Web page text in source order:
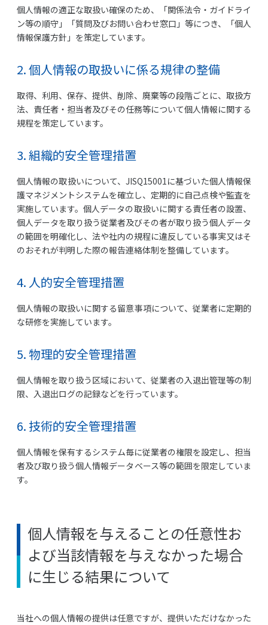
個人情報の適正な取扱い確保のため、「関係法令・ガイドライ
ン等の順守」「質問及びお問い合わせ窓口」等につき、「個人
情報保護方針」を策定しています。
2. 個人情報の取扱いに係る規律の整備
取得、利用、保存、提供、削除、廃棄等の段階ごとに、取扱方
法、責任者・担当者及びその任務等について個人情報に関する
規程を策定しています。
3. 組織的安全管理措置
個人情報の取扱いについて、JISQ15001に基づいた個人情報保
護マネジメントシステムを確立し、定期的に自己点検や監査を
実施しています。個人データの取扱いに関する責任者の設置、
個人データを取り扱う従業者及びその者が取り扱う個人データ
の範囲を明確化し、法や社内の規程に違反している事実又はそ
のおそれが判明した際の報告連絡体制を整備しています。
4. 人的安全管理措置
個人情報の取扱いに関する留意事項について、従業者に定期的
な研修を実施しています。
5. 物理的安全管理措置
個人情報を取り扱う区域において、従業者の入退出管理等の制
限、入退出ログの記録などを行っています。
6. 技術的安全管理措置
個人情報を保有するシステム毎に従業者の権限を設定し、担当
者及び取り扱う個人情報データベース等の範囲を限定していま
す。
個人情報を与えることの任意性お
よび当該情報を与えなかった場合
に生じる結果について
当社への個人情報の提供は任意ですが、提供いただけなかった